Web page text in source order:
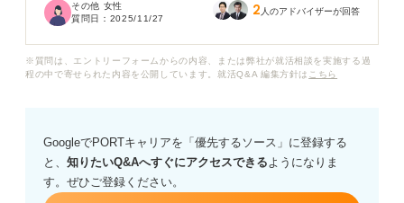
実際、どんな仕事が当てはまるのが気になります。
また将来性についても、専門家の方の客観的な意見を聞
あまり想像ができません。7Kの仕事のリアルや就活のア
ドバイスなど、教えてください。
その他 女性
質問日： 2025/11/27 2 人のアドバイザーが回答
※質問は、エントリーフォームからの内容、または弊社が就活相談を実施する過
程の中で寄せられた内容を公開しています。就活Q&A 編集方針は こちら
GoogleでPORTキャリアを「優先するソース」に登録する
と、 知りたいQ&Aへすぐにアクセスできるようになりま
す。ぜひご登録ください。